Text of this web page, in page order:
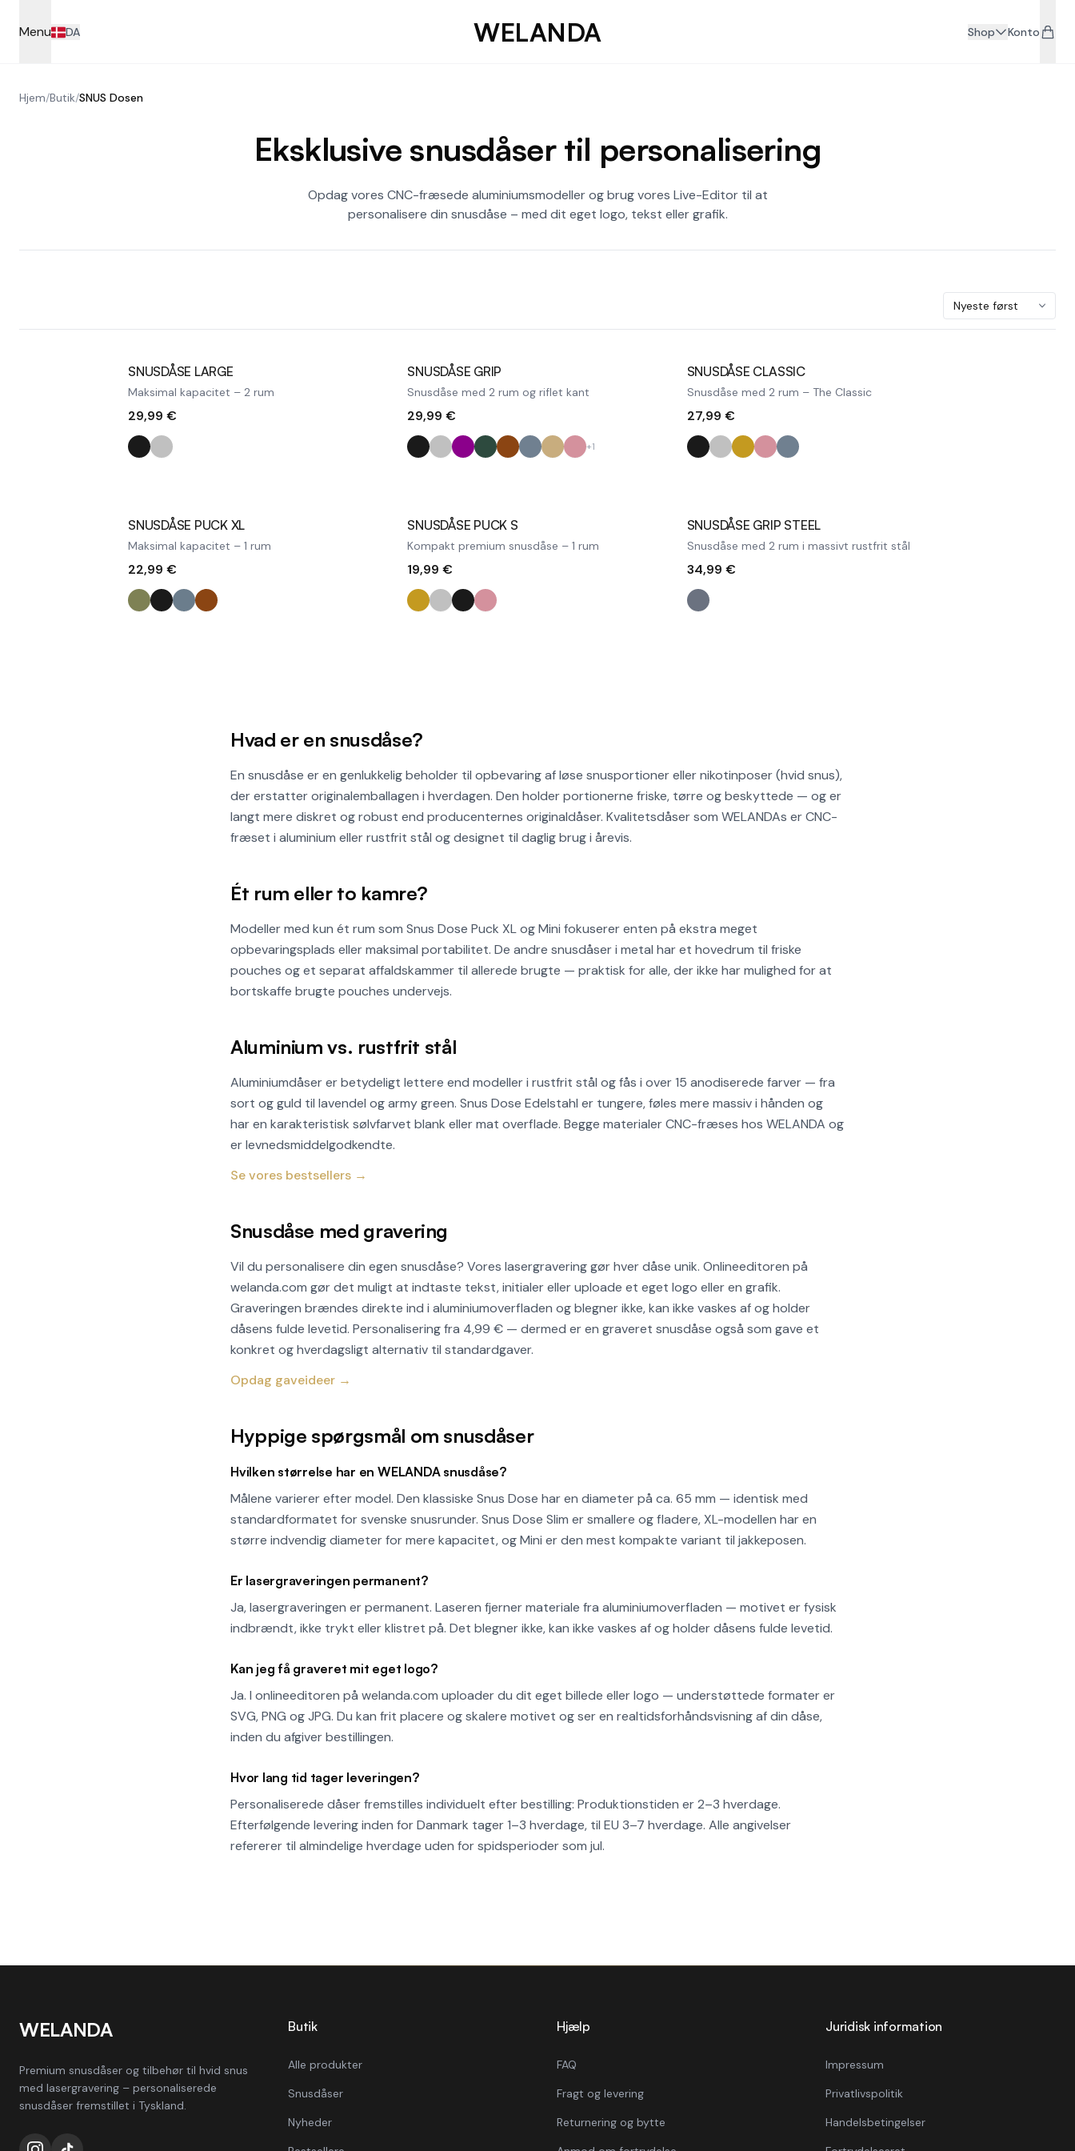
Menu
DA WELANDA Shop Konto
Hjem/Butik/SNUS Dosen
Eksklusive snusdåser til personalisering
Opdag vores CNC-fræsede aluminiumsmodeller og brug vores Live-Editor til at
personalisere din snusdåse – med dit eget logo, tekst eller grafik.
SNUSDÅSE LARGE
Maksimal kapacitet – 2 rum
29,99 €
SNUSDÅSE GRIP
Snusdåse med 2 rum og riflet kant
29,99 €
+1
SNUSDÅSE CLASSIC
Snusdåse med 2 rum – The Classic
27,99 €
SNUSDÅSE PUCK XL
Maksimal kapacitet – 1 rum
22,99 €
SNUSDÅSE PUCK S
Kompakt premium snusdåse – 1 rum
19,99 €
Udsolgt
SNUSDÅSE GRIP STEEL
Snusdåse med 2 rum i massivt rustfrit stål
34,99 €
Hvad er en snusdåse?
En snusdåse er en genlukkelig beholder til opbevaring af løse snusportioner eller nikotinposer (hvid snus),
der erstatter originalemballagen i hverdagen. Den holder portionerne friske, tørre og beskyttede — og er
langt mere diskret og robust end producenternes originaldåser. Kvalitetsdåser som WELANDAs er CNC-
fræset i aluminium eller rustfrit stål og designet til daglig brug i årevis.
Ét rum eller to kamre?
Modeller med kun ét rum som Snus Dose Puck XL og Mini fokuserer enten på ekstra meget
opbevaringsplads eller maksimal portabilitet. De andre snusdåser i metal har et hovedrum til friske
pouches og et separat affaldskammer til allerede brugte — praktisk for alle, der ikke har mulighed for at
bortskaffe brugte pouches undervejs.
Aluminium vs. rustfrit stål
Aluminiumdåser er betydeligt lettere end modeller i rustfrit stål og fås i over 15 anodiserede farver — fra
sort og guld til lavendel og army green. Snus Dose Edelstahl er tungere, føles mere massiv i hånden og
har en karakteristisk sølvfarvet blank eller mat overflade. Begge materialer CNC-fræses hos WELANDA og
er levnedsmiddelgodkendte.
Se vores bestsellers →
Snusdåse med gravering
Vil du personalisere din egen snusdåse? Vores lasergravering gør hver dåse unik. Onlineeditoren på
welanda.com gør det muligt at indtaste tekst, initialer eller uploade et eget logo eller en grafik.
Graveringen brændes direkte ind i aluminiumoverfladen og blegner ikke, kan ikke vaskes af og holder
dåsens fulde levetid. Personalisering fra 4,99 € — dermed er en graveret snusdåse også som gave et
konkret og hverdagsligt alternativ til standardgaver.
Opdag gaveideer →
Hyppige spørgsmål om snusdåser
Hvilken størrelse har en WELANDA snusdåse?
Målene varierer efter model. Den klassiske Snus Dose har en diameter på ca. 65 mm — identisk med
standardformatet for svenske snusrunder. Snus Dose Slim er smallere og fladere, XL-modellen har en
større indvendig diameter for mere kapacitet, og Mini er den mest kompakte variant til jakkeposen.
Er lasergraveringen permanent?
Ja, lasergraveringen er permanent. Laseren fjerner materiale fra aluminiumoverfladen — motivet er fysisk
indbrændt, ikke trykt eller klistret på. Det blegner ikke, kan ikke vaskes af og holder dåsens fulde levetid.
Kan jeg få graveret mit eget logo?
Ja. I onlineeditoren på welanda.com uploader du dit eget billede eller logo — understøttede formater er
SVG, PNG og JPG. Du kan frit placere og skalere motivet og ser en realtidsforhåndsvisning af din dåse,
inden du afgiver bestillingen.
Hvor lang tid tager leveringen?
Personaliserede dåser fremstilles individuelt efter bestilling: Produktionstiden er 2–3 hverdage.
Efterfølgende levering inden for Danmark tager 1–3 hverdage, til EU 3–7 hverdage. Alle angivelser
refererer til almindelige hverdage uden for spidsperioder som jul.
WELANDA
Premium snusdåser og tilbehør til hvid snus
med lasergravering – personaliserede
snusdåser fremstillet i Tyskland.
Butik
Alle produkter
Snusdåser
Nyheder
Hjælp
FAQ
Fragt og levering
Returnering og bytte
Juridisk information
Impressum
Privatlivspolitik
Handelsbetingelser